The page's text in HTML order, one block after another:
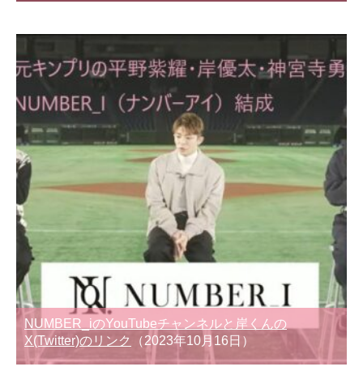
NUMBER_iのYouTubeチャンネルと岸くんの
X(Twitter)のリンク
（2023年10月16日）